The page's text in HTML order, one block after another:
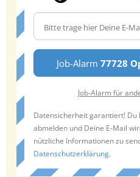
Job-Alarm 77728
Job-Alarm für
Datensicherheit garantiert! Du
abmelden und Deine E-Mail
nützliche Informationen zu
Datenschutzerklärung.